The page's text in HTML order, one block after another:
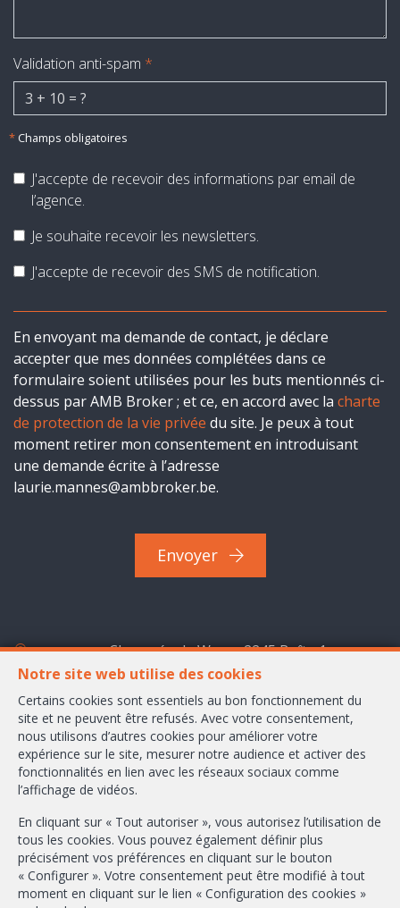
Validation anti-spam *
* Champs obligatoires
J'accepte de recevoir des informations par email de
l’agence.
Je souhaite recevoir les newsletters.
J'accepte de recevoir des SMS de notification.
En envoyant ma demande de contact, je déclare
accepter que mes données complétées dans ce
formulaire soient utilisées pour les buts mentionnés ci-
dessus par AMB Broker ; et ce, en accord avec la charte
de protection de la vie privée du site. Je peux à tout
moment retirer mon consentement en introduisant
une demande écrite à l’adresse
laurie.mannes@ambbroker.be.
Envoyer
Notre site web utilise des cookies
Certains cookies sont essentiels au bon fonctionnement du
site et ne peuvent être refusés. Avec votre consentement,
nous utilisons d’autres cookies pour améliorer votre
expérience sur le site, mesurer notre audience et activer des
fonctionnalités en lien avec les réseaux sociaux comme
l’affichage de vidéos.
En cliquant sur « Tout autoriser », vous autorisez l’utilisation de
tous les cookies. Vous pouvez également définir plus
précisément vos préférences en cliquant sur le bouton
« Configurer ». Votre consentement peut être modifié à tout
moment en cliquant sur le lien « Configuration des cookies »
Chaussée de Wavre 2245 Boîte 1
1160 Bruxelles
+32-2/658.24.52
info@ambbroker.be
Agent immobilier intermédiaire agréé IPI sous le numéro 503.610 en
Instance de contrôle: Institut professionnel des agents immobiliers, rue
du Luxembourg 16B, 1000 Bruxelles (+32 2 505 38 50 - info@ipi.be) -
Soumis aucode déontologique de l’ IPI
RC professionnelle et cautionnement via AXA Belgium SA, Place du Trône